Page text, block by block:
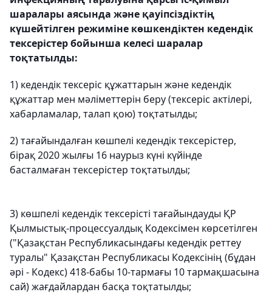
шаралары аясында және қауіпсіздіктің
күшейтілген режиміне көшкендіктен кедендік
тексерістер бойынша келесі шаралар
тоқтатылды:
1) кедендік тексеріс құжаттарын және кедендік
құжаттар мен мәліметтерін беру (тексеріс актілері,
хабарламалар, талап қою) тоқтатылды;
2) тағайындалған көшпелі кедендік тексерістер,
бірақ 2020 жылғы 16 наурыз күні күйінде
басталмаған тексерістер тоқтатылды;
3) көшпелі кедендік тексерісті тағайындауды ҚР
Қылмыстық-процессуалдық Кодексімен көрсетілген
("Қазақстан Республикасындағы кедендік реттеу
туралы" Қазақстан Республикасы Кодексінің (бұдан
әрі - Кодекс) 418-бабы 10-тармағы 10 тармақшасына
сай) жағдайлардан басқа тоқтатылды;